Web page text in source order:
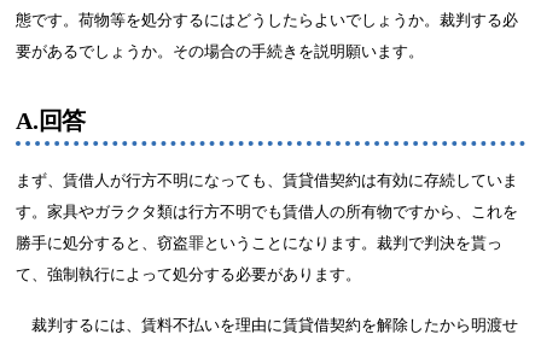
態です。荷物等を処分するにはどうしたらよいでしょうか。裁判する必
要があるでしょうか。その場合の手続きを説明願います。
A.回答
まず、賃借人が行方不明になっても、賃貸借契約は有効に存続していま
す。家具やガラクタ類は行方不明でも賃借人の所有物ですから、これを
勝手に処分すると、窃盗罪ということになります。裁判で判決を貰っ
て、強制執行によって処分する必要があります。
裁判するには、賃料不払いを理由に賃貸借契約を解除したから明渡せ